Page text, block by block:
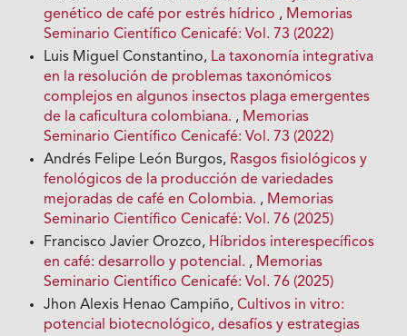
genético de café por estrés hídrico , Memorias
Seminario Científico Cenicafé: Vol. 73 (2022)
Luis Miguel Constantino, La taxonomía integrativa
en la resolución de problemas taxonómicos
complejos en algunos insectos plaga emergentes
de la caficultura colombiana. , Memorias
Seminario Científico Cenicafé: Vol. 73 (2022)
Andrés Felipe León Burgos, Rasgos fisiológicos y
fenológicos de la producción de variedades
mejoradas de café en Colombia. , Memorias
Seminario Científico Cenicafé: Vol. 76 (2025)
Francisco Javier Orozco, Híbridos interespecíficos
en café: desarrollo y potencial. , Memorias
Seminario Científico Cenicafé: Vol. 76 (2025)
Jhon Alexis Henao Campiño,Cultivos in vitro:
potencial biotecnológico, desafíos y estrategias